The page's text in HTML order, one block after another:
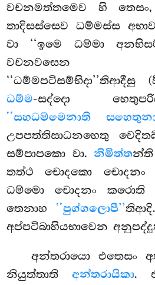
වචනමත්තමෙව හි
තාදිසස්සෙව ධම්මස්ස
වා ‘‘ඉමෙ ධම්මා
‘‘ධම්මපටිසම්භිදා’’තිආදීසු
ධම්ම-සද්දො
‘‘සහධම්මෙනාති
උපපත්තිසාධනහෙතු
සම්පාපකො වා. නිමිත්තන්ති
තත්ථ චොදකො චොදනං
ධම්මො චොදනං කරොති
තෙනාහ ‘‘පුග්ගලොපී’’
අප්පටිබාහියභාවෙන
අන්තරායො එතෙසං
නියුත්තාතිඅන්තරායිකා.